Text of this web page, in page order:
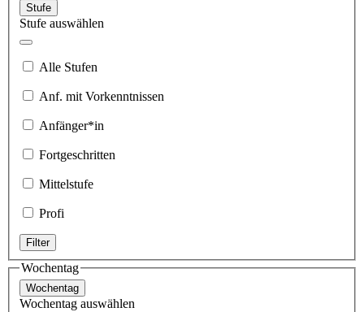
Stufe
Stufe auswählen
Alle Stufen
Anf. mit Vorkenntnissen
Anfänger*in
Fortgeschritten
Mittelstufe
Profi
Filter
Wochentag
Wochentag
Wochentag auswählen